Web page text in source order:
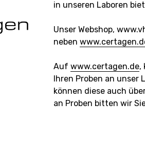
in unseren Laboren
Unser Webshop,
neben
Auf www.certagen.de,
Ihren Proben an unser
können diese auch
an Proben bitten wir